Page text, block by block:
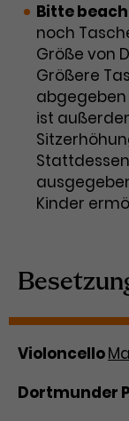
Bitte
noch
Größe von
Größere
abgegeben
ist
Kinder
Violoncello
Dortmunder